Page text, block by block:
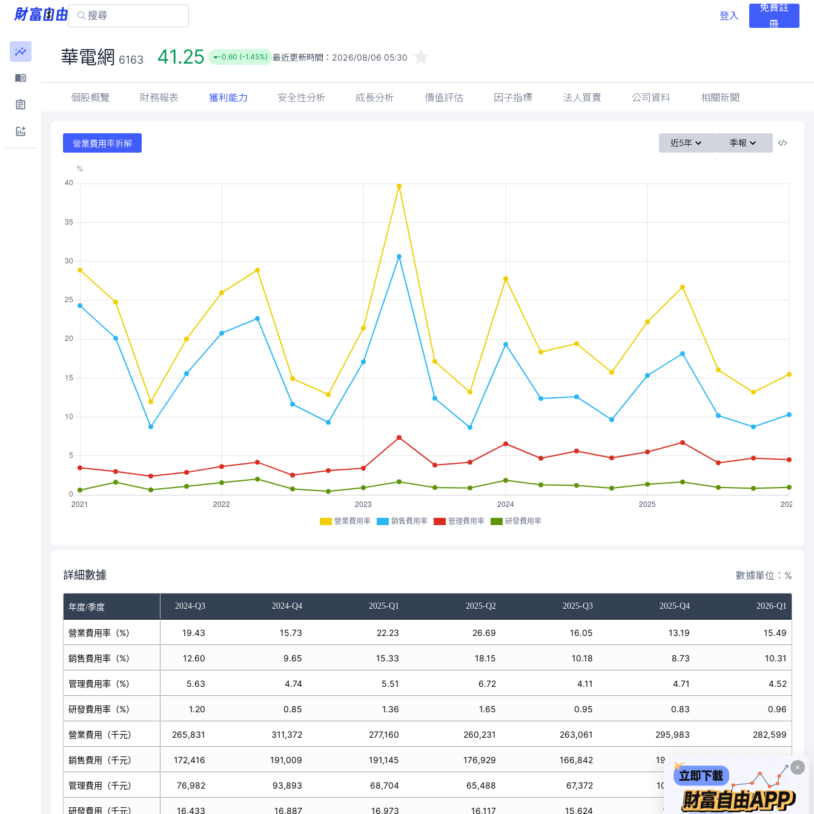
登入
免費註
冊
華電網 6163 41.25 -0.60 (-1.45%) 最近更新時間： 2026/08/06 05:30
個股概覽 財務報表 獲利能力 安全性分析 成長分析 價值評估 因子指標 法人買賣 公司資料 相關新聞
營業費用率拆解 近5年 季報
營業費用率 銷售費用率 管理費用率 研發費用率
詳細數據 數據單位：%
年度/季度
2024-Q2 2024-Q3 2024-Q4 2025-Q1 2025-Q2 2025-Q3 2025-Q4 2026-Q1
營業費用率（%）
銷售費用率（%）
管理費用率（%）
研發費用率（%）
營業費用（千元）
銷售費用（千元）
管理費用（千元）
研發費用（千元）
18.34 19.43 15.73 22.23 26.69 16.05 13.19 15.49
12.37 12.60 9.65 15.33 18.15 10.18 8.73 10.31
4.69 5.63 4.74 5.51 6.72 4.11 4.71 4.52
1.28 1.20 0.85 1.36 1.65 0.95 0.83 0.96
229,781 265,831 311,372 277,160 260,231 263,061 295,983 282,599
154,958 172,416 191,009 191,145 176,929 166,842 196,030
58,755 76,982 93,893 68,704 65,488 67,372 105,760 82,432
16,068 16,433 16,887 16,973 16,117 15,624 18,707 17,524